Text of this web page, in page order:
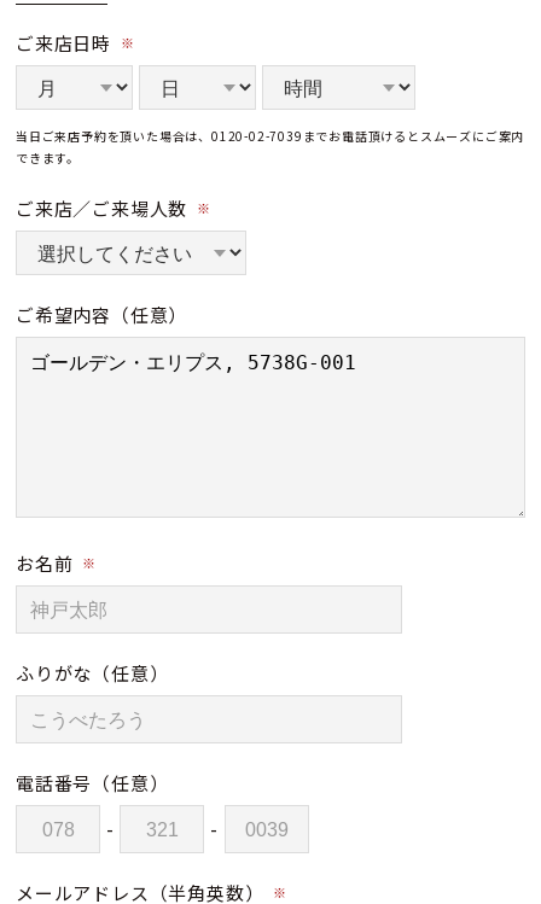
ご来店日時 ※
当日ご来店予約を頂いた場合は、0120-02-7039までお電話頂けるとスムーズにご案内
できます。
ご来店／ご来場人数 ※
ご希望内容 （任意）
お名前 ※
ふりがな （任意）
電話番号 （任意）
- -
メールアドレス（半角英数） ※